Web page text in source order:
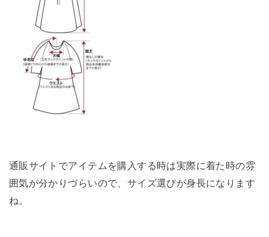
通販サイトでアイテムを購入する時は実際に着た時の雰
囲気が分かりづらいので、サイズ選びが身長になります
ね。